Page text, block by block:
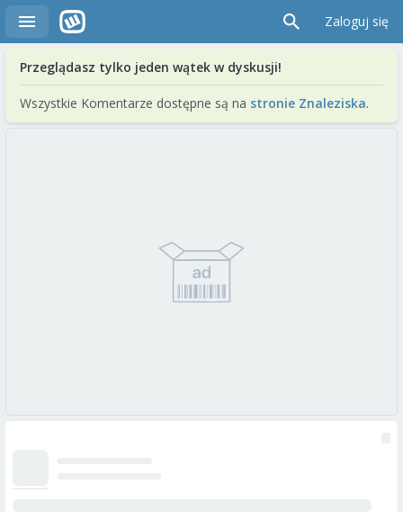
Zaloguj się
Przeglądasz tylko jeden wątek w dyskusji!
Wszystkie Komentarze dostępne są na stronie Znaleziska.